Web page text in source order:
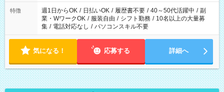
特徴 週1日からOK / 日払いOK / 履歴書不要 / 40～50代活躍中 / 副
業・WワークOK / 服装自由 / シフト勤務 / 10名以上の大量募
集 / 電話対応なし / パソコンスキル不要
気になる！ 応募する 詳細へ